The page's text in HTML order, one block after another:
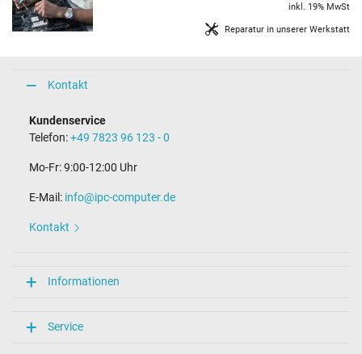
Reparatur in unserer Werkstatt
inkl. 19% MwSt
Kontakt
Kundenservice
Telefon:+49 7823 96 123 - 0
Mo-Fr: 9:00-12:00 Uhr
E-Mail: info@ipc-computer.de
Kontakt
Informationen
Service